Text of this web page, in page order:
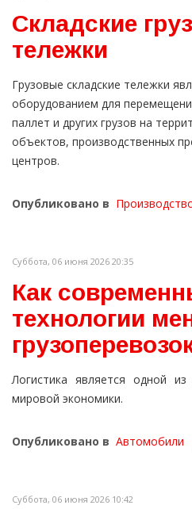
Складские
тележки
Грузовые складские тележки
оборудованием для
паллет и других грузов на
объектов, производственных
центров.
Опубликовано в
Суббота, 06 июня 2026 20:35
Как
технологии
Логистика является одной
мировой экономики.
Опубликовано в Автомобили
Суббота, 06 июня 2026 10:42